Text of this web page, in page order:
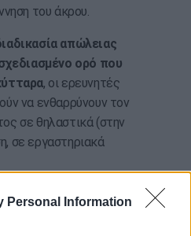
Personal Information
του άκρου.
απώλειας
ορό που
, οι ερευνητές
να ενθαρρύνουν τον
σε θηλαστικά (στην
σε εργαστηριακά
μια διαδικασία δύο
Muneoka, ένας από τους